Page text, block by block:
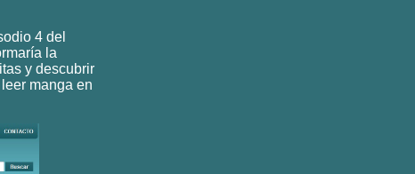
4 del
la
y descubrir
manga en